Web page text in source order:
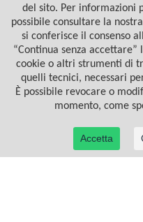
CORRISPONDENZA
del sito. Per informazioni
possibile consultare la nostra
si conferisce il consenso
“Continua senza accettare”
cookie o altri strumenti di
quelli tecnici, necessari
È possibile revocare o
momento, come
Accetta